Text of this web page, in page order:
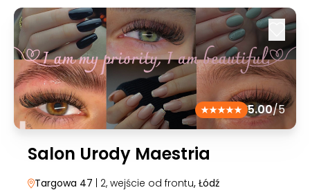
5.00/5
Salon Urody Maestria
Targowa 47 | 2, wejście od frontu, Łódź